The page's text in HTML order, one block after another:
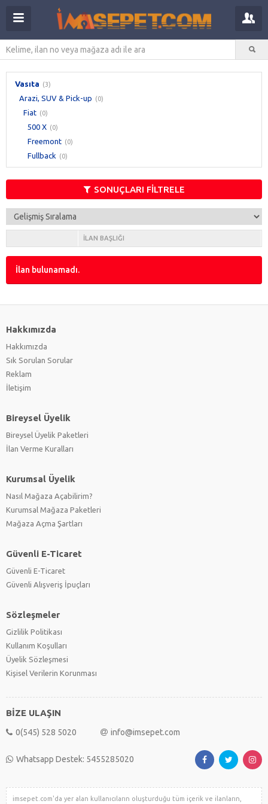
Vasıta (3)
Arazi, SUV & Pick-up (0)
Fiat (0)
500 X (0)
Freemont (0)
Fullback (0)
SONUÇLARI FİLTRELE
İLAN BAŞLIĞI
İlan bulunamadı.
Hakkımızda
Hakkımızda
Sık Sorulan Sorular
Reklam
İletişim
Bireysel Üyelik
Bireysel Üyelik Paketleri
İlan Verme Kuralları
Kurumsal Üyelik
Nasıl Mağaza Açabilirim?
Kurumsal Mağaza Paketleri
Mağaza Açma Şartları
Güvenli E-Ticaret
Güvenli E-Ticaret
Güvenli Alışveriş İpuçları
Sözleşmeler
Gizlilik Politikası
Kullanım Koşulları
Üyelik Sözleşmesi
Kişisel Verilerin Korunması
BİZE ULAŞIN
0(545) 528 5020 info@imsepet.com
Whatsapp Destek: 5455285020
imsepet.com'da yer alan kullanıcıların oluşturduğu tüm içerik ve ilanların,